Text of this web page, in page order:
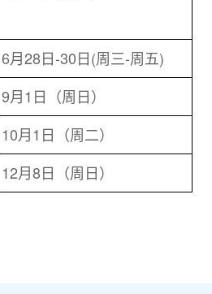
6月28日-30日(周三-周五)
9月1日（周日）
10月1日（周二）
12月8日（周日）